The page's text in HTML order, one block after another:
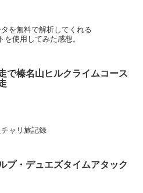
を無料で解析してくれる
使用してみた感想。
で榛名山ヒルクライムコース
ャリ旅記録
プ・デュエズタイムアタック